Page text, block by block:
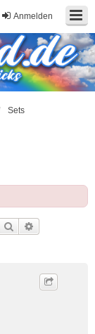
Anmelden
Sets
Suche